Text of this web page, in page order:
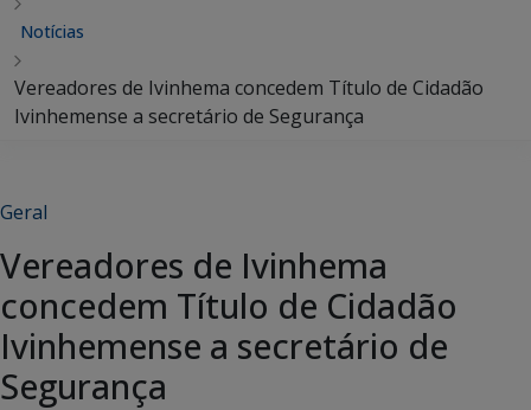
Notícias
Vereadores de Ivinhema concedem Título de Cidadão
Ivinhemense a secretário de Segurança
Geral
Vereadores de Ivinhema
concedem Título de Cidadão
Ivinhemense a secretário de
Segurança